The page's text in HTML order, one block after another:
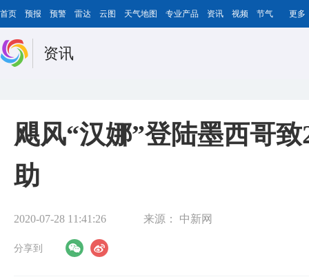
首页 预报 预警 雷达 云图 天气地图 专业产品 资讯 视频 节气 更多
资讯
飓风“汉娜”登陆墨西哥
助
2020-07-28 11:41:26 来源： 中新网
分享到